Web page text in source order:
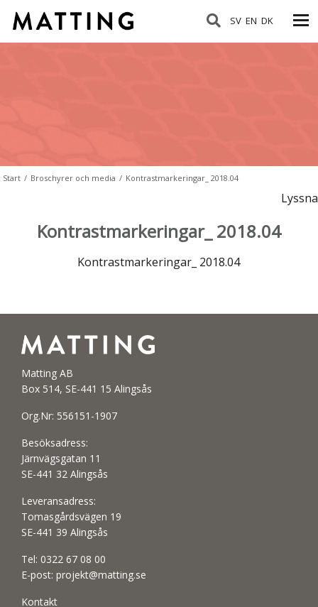
SV EN DK
Start / Broschyrer och media / Kontrastmarkeringar_ 2018.04
Lyssna
Kontrastmarkeringar_ 2018.04
Kontrastmarkeringar_ 2018.04
Matting AB
Box 514, SE-441 15 Alingsås
Org.Nr: 556151-1907
Besöksadress:
Järnvägsgatan 11
SE-441 32 Alingsås
Leveransadress:
Tomasgårdsvägen 19
SE-441 39 Alingsås
Tel: 0322 67 08 00
E-post: projekt@matting.se
Kontakt